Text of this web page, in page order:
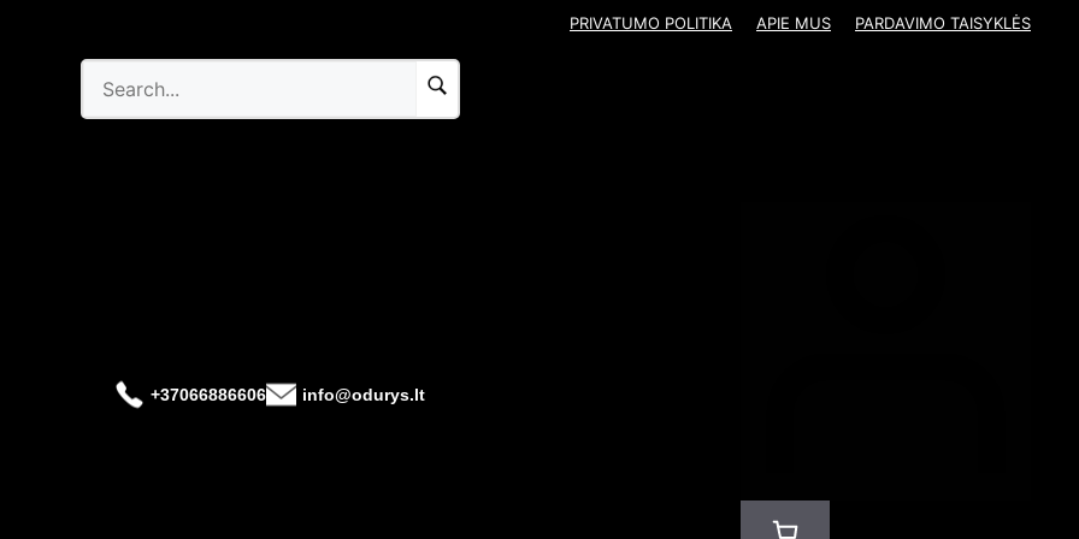
PRIVATUMO POLITIKA APIE MUS PARDAVIMO TAISYKLĖS
+37066886606 info@odurys.lt